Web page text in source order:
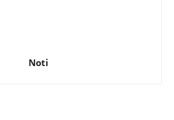
Noti